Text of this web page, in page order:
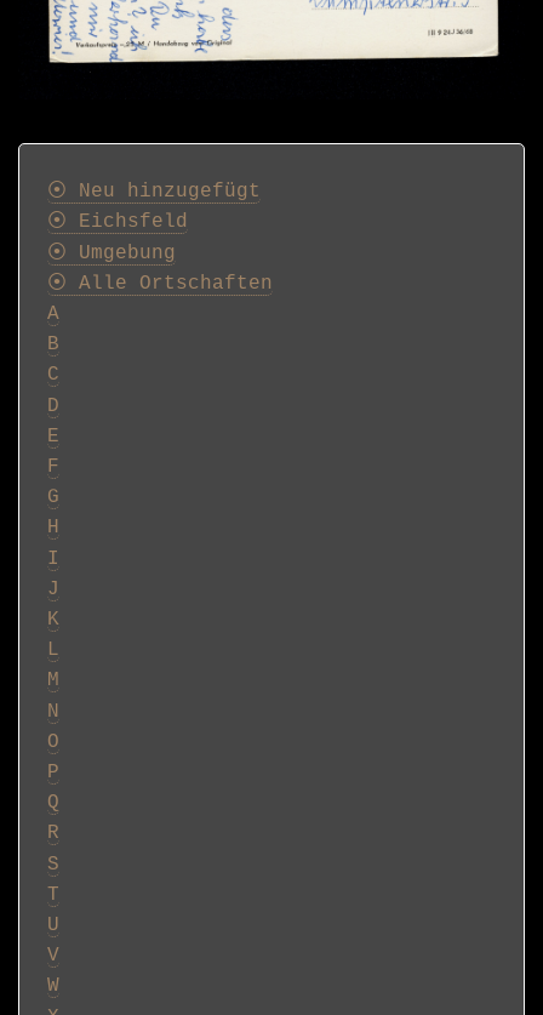
Postkarten
⦿ Neu hinzugefügt
⦿ Eichsfeld
⦿ Umgebung
⦿ Alle Ortschaften
A
B
C
D
E
F
G
H
I
J
K
L
M
N
O
P
Q
R
S
T
U
V
W